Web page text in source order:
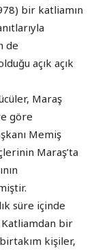
bir katliamın
de
açık açık
Maraş
göre
Memiş
Maraş’ta
süre içinde
Katliamdan bir
kişiler,